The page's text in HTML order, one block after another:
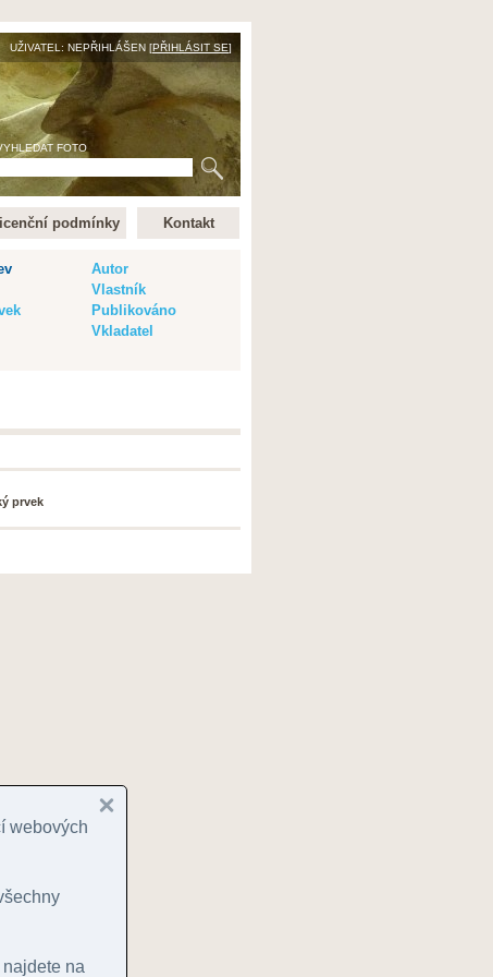
UŽIVATEL: NEPŘIHLÁŠEN [PŘIHLÁSIT SE]
FOTO
podmínky Kontakt
Autor
Vlastník
Publikováno
Vkladatel
prvek
webových
na